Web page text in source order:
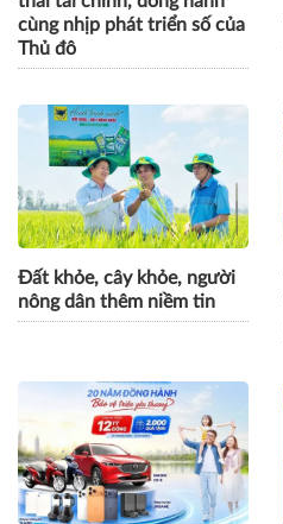
cùng nhịp phát triển số của
Thủ đô
Đất khỏe, cây khỏe, người
nông dân thêm niềm tin